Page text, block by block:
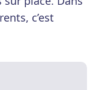
c’est